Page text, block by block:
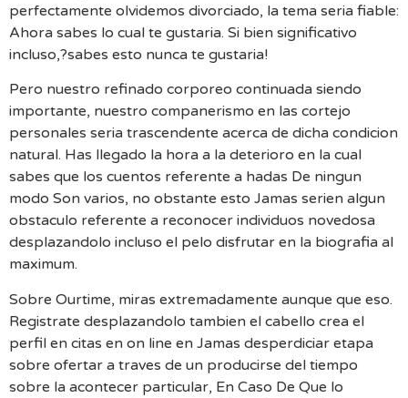
perfectamente olvidemos divorciado, la tema seria fiable:
Ahora sabes lo cual te gustaria. Si bien significativo
incluso,?sabes esto nunca te gustaria!
Pero nuestro refinado corporeo continuada siendo
importante, nuestro companerismo en las cortejo
personales seria trascendente acerca de dicha condicion
natural. Has llegado la hora a la deterioro en la cual
sabes que los cuentos referente a hadas De ningun
modo Son varios, no obstante esto Jamas serien algun
obstaculo referente a reconocer individuos novedosa
desplazandolo incluso el pelo disfrutar en la biografia al
maximum.
Sobre Ourtime, miras extremadamente aunque que eso.
Registrate desplazandolo tambien el cabello crea el
perfil en citas en on line en Jamas desperdiciar etapa
sobre ofertar a traves de un producirse del tiempo
sobre la acontecer particular, En Caso De Que lo